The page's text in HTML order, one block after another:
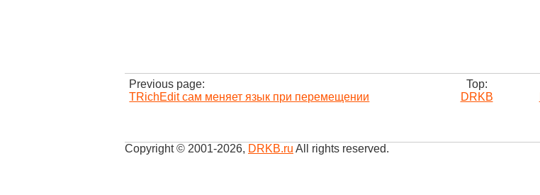
Previous page:
TRichEdit сам меняет язык при перемещении
Top:
DRKB
Copyright © 2001-2026, DRKB.ru All rights reserved.